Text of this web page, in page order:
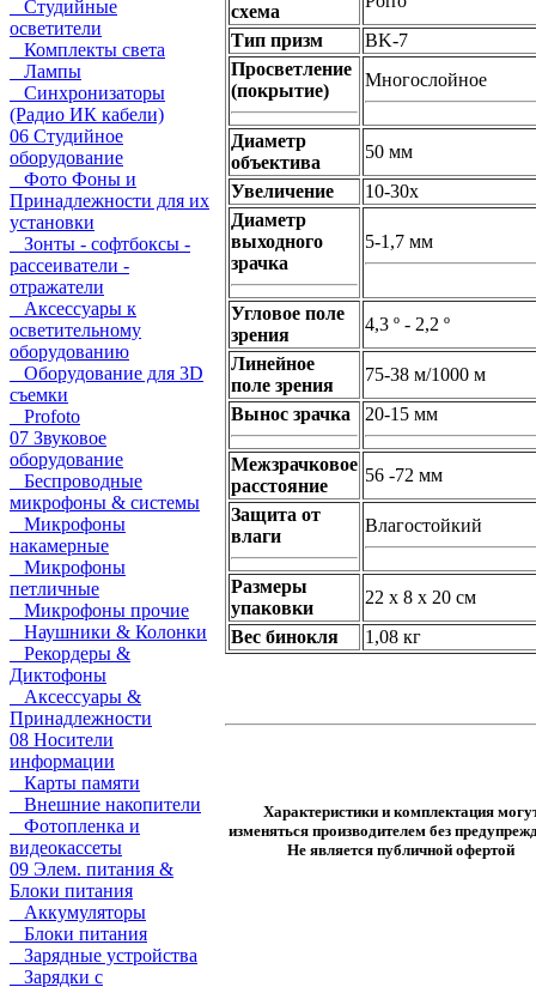
Студийные
осветители
Комплекты света
Лампы
Синхронизаторы
(Радио ИК кабели)
06 Студийное
оборудование
Фото Фоны и
Принадлежности для их
установки
Зонты - софтбоксы -
рассеиватели -
отражатели
Аксессуары к
осветительному
оборудованию
Оборудование для 3D
съемки
Profoto
07 Звуковое
оборудование
Беспроводные
микрофоны & системы
Микрофоны
накамерные
Микрофоны
петличные
Микрофоны прочие
Наушники & Колонки
Рекордеры &
Диктофоны
Аксессуары &
Принадлежности
08 Носители
информации
Карты памяти
Внешние накопители
Фотопленка и
видеокассеты
09 Элем. питания &
Блоки питания
Аккумуляторы
Блоки питания
Зарядные устройства
Зарядки с
схема
Тип призм
BK-7
Просветление
(покрытие)
Многослойное
Диаметр
объектива
50 мм
Увеличение
10-30х
Диаметр
выходного
зрачка
5-1,7 мм
Угловое поле
зрения
4,3 º - 2,2 º
Линейное
поле зрения
75-38 м/1000 м
Вынос зрачка
20-15 мм
Межзрачковое
расстояние
56 -72 мм
Защита от
влаги
Влагостойкий
Размеры
упаковки
22 x 8 x 20 см
Вес бинокля 1,08 кг
Характеристики и комплектация
изменяться производителем без
Не является публичной офертой